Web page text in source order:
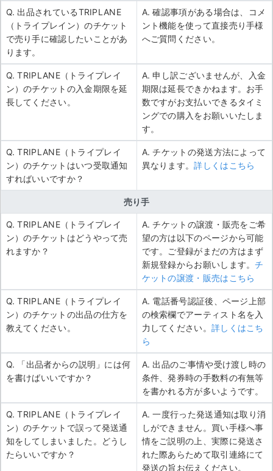
Q. 出品されているTRIPLANE
（トライプレイン）のチケット
で売り手に確認したいことがあ
ります。
A. 確認事項がある場合は、コメ
ント機能を使って直接売り手様
へご質問ください。
Q. TRIPLANE（トライプレイ
ン）のチケットの入金期限を延
長してください。
A. 申し訳ございませんが、入金
期限は延長できかねます。お手
数ですがお支払いできるタイミ
ングでの購入をお願いいたしま
す。
Q. TRIPLANE（トライプレイ
ン）のチケットはいつ受取通知
すればいいですか？
A. チケットの発送方法によって
異なります。詳しくはこちら
売り手
Q. TRIPLANE（トライプレイ
ン）のチケットはどうやって売
れますか？
A. チケットの譲渡・販売をご希
望の方は以下のページから可能
です。ご登録がまだの方はまず
新規登録からお願いします。チ
ケットの譲渡・販売はこちら
Q. TRIPLANE（トライプレイ
ン）のチケットの出品の仕方を
教えてください。
A. 電話番号認証後、ページ上部
の検索欄でアーティスト名を入
力してください。 詳しくはこち
ら
Q. 「出品者からの説明」には何
を書けばいいですか？
A. 出品のご事情や受け渡し時の
条件、発券時の手数料の有無等
を書かれる方が多いようです。
Q. TRIPLANE（トライプレイ
ン）のチケットで誤って発送通
知をしてしまいました。どうし
たらいいですか？
A. 一度行った発送通知は取り消
しができません。買い手様へ事
情をご説明の上、実際に発送さ
れた際あらためて取引連絡にて
発送の旨お伝えください。